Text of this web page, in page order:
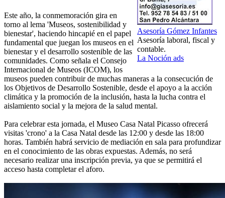
Asesoría Gómez Infantes
Asesoría laboral, fiscal y
contable.
La Noción ads
Este año, la conmemoración gira en
torno al lema 'Museos, sostenibilidad y
bienestar', haciendo hincapié en el papel
fundamental que juegan los museos en el
bienestar y el desarrollo sostenible de las
comunidades. Como señala el Consejo
Internacional de Museos (ICOM), los
museos pueden contribuir de muchas maneras a la consecución de
los Objetivos de Desarrollo Sostenible, desde el apoyo a la acción
climática y la promoción de la inclusión, hasta la lucha contra el
aislamiento social y la mejora de la salud mental.
Para celebrar esta jornada, el Museo Casa Natal Picasso ofrecerá
visitas 'crono' a la Casa Natal desde las 12:00 y desde las 18:00
horas. También habrá servicio de mediación en sala para profundizar
en el conocimiento de las obras expuestas. Además, no será
necesario realizar una inscripción previa, ya que se permitirá el
acceso hasta completar el aforo.